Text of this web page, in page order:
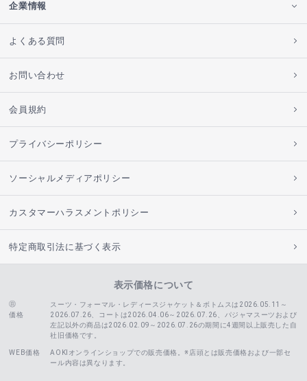
企業情報
よくある質問
お問い合わせ
会員規約
プライバシーポリシー
ソーシャルメディアポリシー
カスタマーハラスメントポリシー
特定商取引法に基づく表示
表示価格について
価格
スーツ・フォーマル・レディースジャケット＆ボトムスは2026.05.11～
2026.07.26、コートは2026.04.06～2026.07.26、
パジャマスーツおよび
左記以外の商品は2026.02.09～2026.07.26の期間に4週間以上販売した自
社旧価格です。
WEB価格
AOKIオンラインショップでの販売価格。※店頭とは販売価格および一部セ
ール内容は異なります。